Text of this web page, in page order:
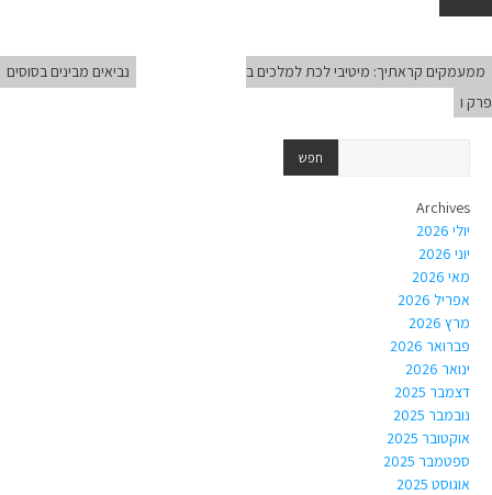
ממעמקים קראתיך: מיטיבי לכת למלכים ב
פרק ו
נביאים מבינים בסוסים
Archives
יולי 2026
יוני 2026
מאי 2026
אפריל 2026
מרץ 2026
פברואר 2026
ינואר 2026
דצמבר 2025
נובמבר 2025
אוקטובר 2025
ספטמבר 2025
אוגוסט 2025